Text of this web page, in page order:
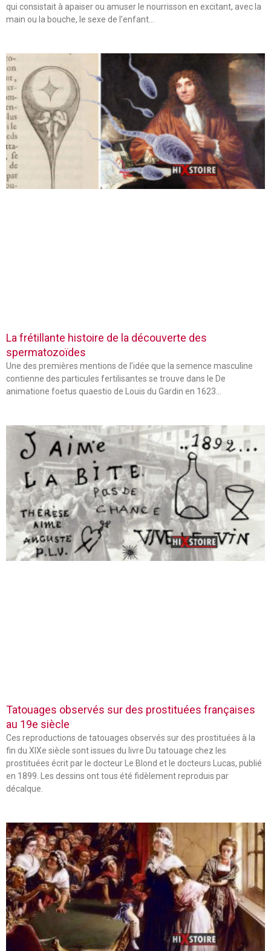
qui consistait à apaiser ou amuser le nourrisson en excitant, avec la
main ou la bouche, le sexe de l’enfant…
La frétillante histoire de la découverte des
spermatozoïdes
Une des premières mentions de l’idée que la semence masculine
contienne des particules fertilisantes se trouve dans le De
animatione foetus quaestio de Louis du Gardin en 1623…
Tatouages observés sur des prostituées françaises
au 19e siècle
Ces reproductions de tatouages observés sur des prostituées à la
fin du XIXe siècle sont issues du livre Du tatouage chez les
prostituées écrit par le docteur Le Blond et le docteurs Lucas, publié
en 1899. Les dessins ont tous été fidèlement reproduis par
décalque.